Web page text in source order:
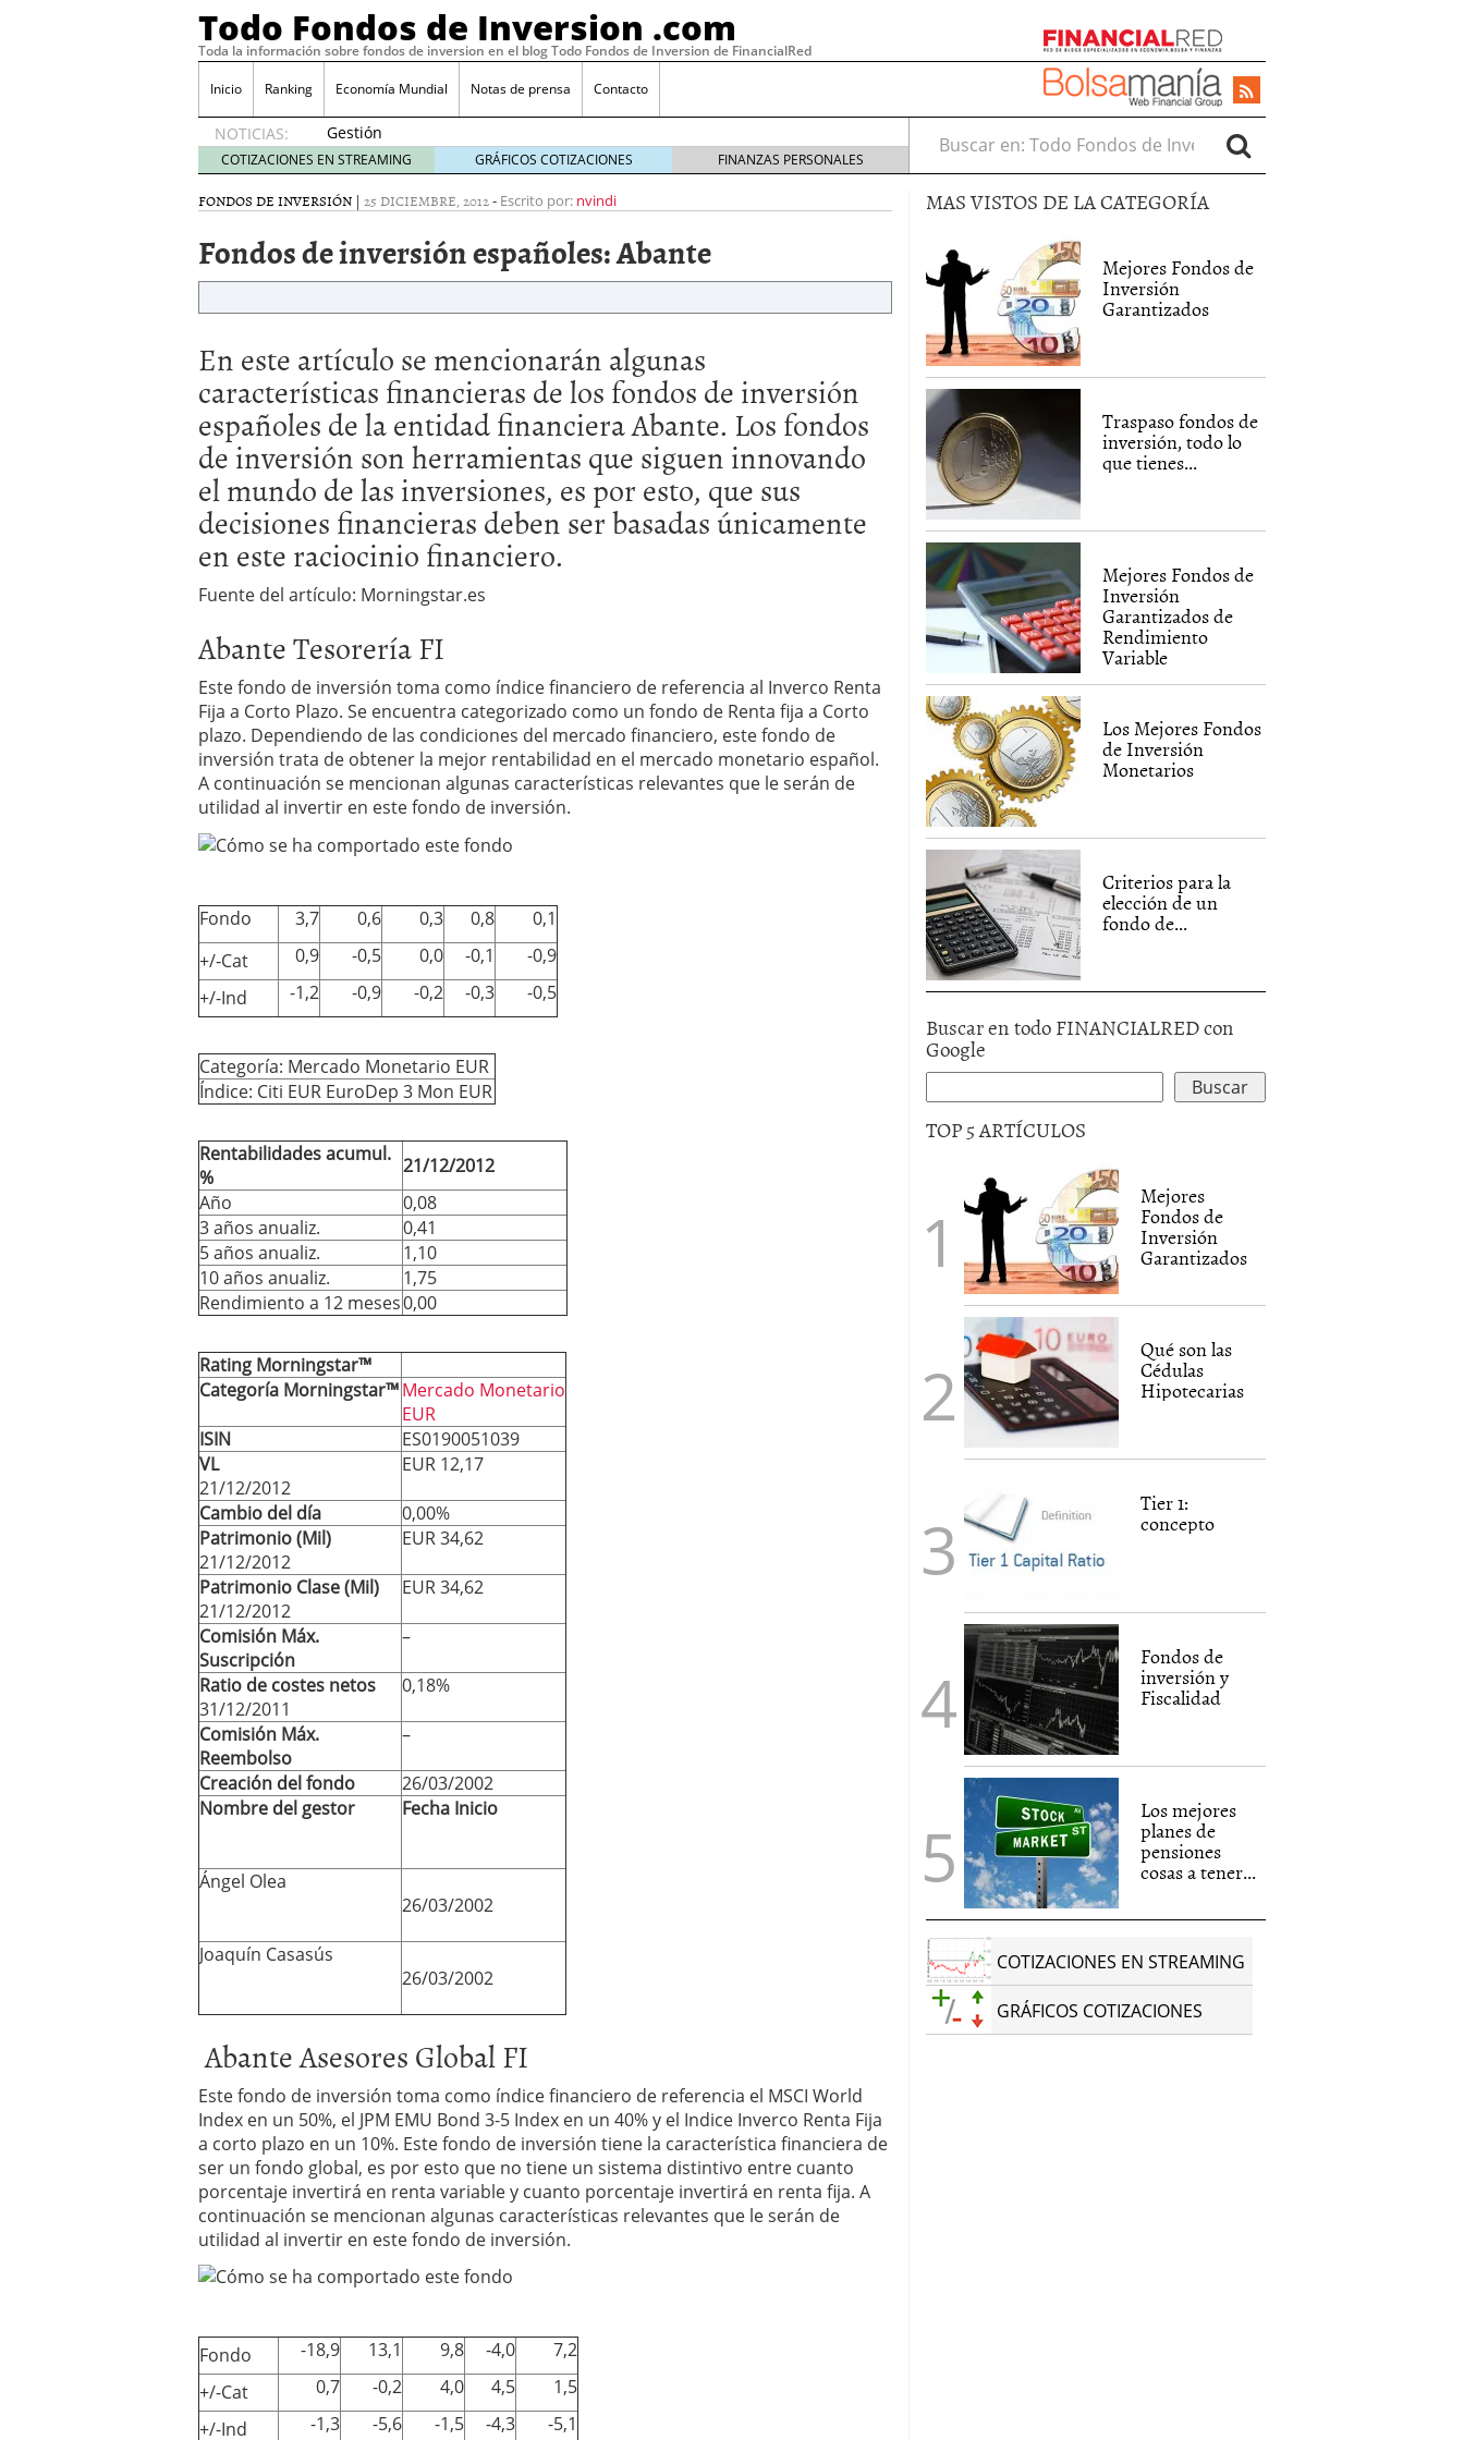
Todo Fondos de Inversion .com
Toda la información sobre fondos de inversion en el blog Todo Fondos de Inversion de FinancialRed
Inicio Ranking Economía Mundial Notas de prensa Contacto
NOTICIAS:
Gestión
pasiva
contra
gestión
España:
el
debate
debate
febrero
28, 2026
Renta variable española: la categoría más rentable de 2025 a la que nadie
quería entrar febrero 23, 2026
La renta fija domina los fondos en España: por qué los inversores siguen
apostando por la deuda
febrero 16, 2026
Los fondos de inversión alcanzan los 463.628 millones en febrero: la racha
no se detiene febrero 8, 2026
Los fondos de inversión en España cierran 2025 con un patrimonio récord
de 450.889 millones de euros febrero 3, 2026
COTIZACIONES EN STREAMING GRÁFICOS COTIZACIONES FINANZAS PERSONALES
Buscar en:
FONDOS DE INVERSIÓN | 25 DICIEMBRE, 2012- Escrito por: nvindi
Fondos de inversión españoles: Abante
En este artículo se mencionarán algunas
características financieras de los fondos de inversión
españoles de la entidad financiera Abante. Los fondos
de inversión son herramientas que siguen innovando
el mundo de las inversiones, es por esto, que sus
decisiones financieras deben ser basadas únicamente
en este raciocinio financiero.
Fuente del artículo: Morningstar.es
Abante Tesorería FI
Este fondo de inversión toma como índice financiero de referencia al Inverco Renta
Fija a Corto Plazo. Se encuentra categorizado como un fondo de Renta fija a Corto
plazo. Dependiendo de las condiciones del mercado financiero, este fondo de
inversión trata de obtener la mejor rentabilidad en el mercado monetario español.
A continuación se mencionan algunas características relevantes que le serán de
utilidad al invertir en este fondo de inversión.
Fondo 3,7 0,6 0,3 0,8
0,1
+/-Cat
0,9 -0,5 0,0 -0,1
-0,9
+/-Ind
-1,2 -0,9 -0,2 -0,3 -0,5
Categoría: Mercado Monetario EUR
Índice: Citi EUR EuroDep 3 Mon EUR
Rentabilidades acumul.
%
21/12/2012
Año
0,08
3 años anualiz.
0,41
5 años anualiz.
1,10
10 años anualiz.
1,75
Rendimiento a 12 meses0,00
Rating Morningstar™
Categoría Morningstar™Mercado Monetario
EUR
ISIN
ES0190051039
VL
21/12/2012
EUR 12,17
Cambio del día
0,00%
Patrimonio (Mil)
21/12/2012
EUR 34,62
Patrimonio Clase (Mil)
21/12/2012
EUR 34,62
Comisión Máx.
Suscripción
–
Ratio de costes netos
31/12/2011
0,18%
Comisión Máx.
Reembolso
–
Creación del fondo
26/03/2002
Nombre del gestor
Fecha Inicio
Ángel Olea
26/03/2002
Joaquín Casasús
26/03/2002
Abante Asesores Global FI
Este fondo de inversión toma como índice financiero de referencia el MSCI World
Index en un 50%, el JPM EMU Bond 3-5 Index en un 40% y el Indice Inverco Renta Fija
a corto plazo en un 10%. Este fondo de inversión tiene la característica financiera de
ser un fondo global, es por esto que no tiene un sistema distintivo entre cuanto
porcentaje invertirá en renta variable y cuanto porcentaje invertirá en renta fija. A
continuación se mencionan algunas características relevantes que le serán de
utilidad al invertir en este fondo de inversión.
Fondo -18,9 13,1 9,8 -4,0
7,2
+/-Cat
0,7 -0,2 4,0 4,5
1,5
+/-Ind
-1,3 -5,6 -1,5 -4,3 -5,1
MAS VISTOS DE LA CATEGORÍA
Mejores Fondos de
Inversión
Garantizados
Traspaso fondos de
inversión, todo lo
que tienes...
Mejores Fondos de
Inversión
Garantizados de
Rendimiento
Variable
Los Mejores Fondos
de Inversión
Monetarios
Criterios para la
elección de un
fondo de...
Buscar en todo FINANCIALRED con
Google
TOP 5 ARTÍCULOS
Mejores
Fondos de
Inversión
Garantizados
Qué son las
Cédulas
Hipotecarias
Tier 1:
concepto
Fondos de
inversión y
Fiscalidad
Los mejores
planes de
pensiones
cosas a tener...
COTIZACIONES EN STREAMING
GRÁFICOS COTIZACIONES